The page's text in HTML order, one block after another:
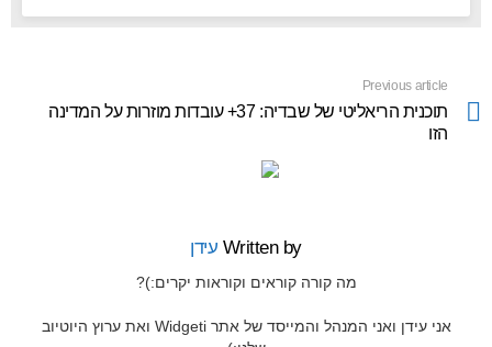
more
Previous article
תוכנית הריאליטי של שבדיה: 37+ עובדות מוזרות על המדינה
הזו
Written by עידן
מה קורה קוראים וקוראות יקרים:)?
אני עידן ואני המנהל והמייסד של אתר Widgeti ואת ערוץ היוטיוב